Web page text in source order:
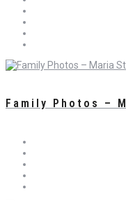
Family Photos –